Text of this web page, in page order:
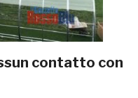
contatto con